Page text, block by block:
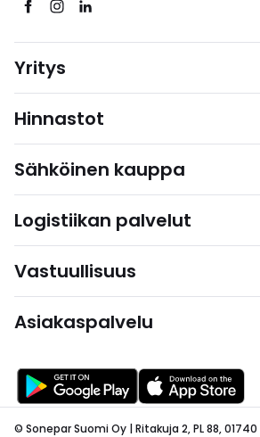
Yritys
Hinnastot
Sähköinen kauppa
Logistiikan palvelut
Vastuullisuus
Asiakaspalvelu
© Sonepar Suomi Oy | Ritakuja 2, PL 88, 01740